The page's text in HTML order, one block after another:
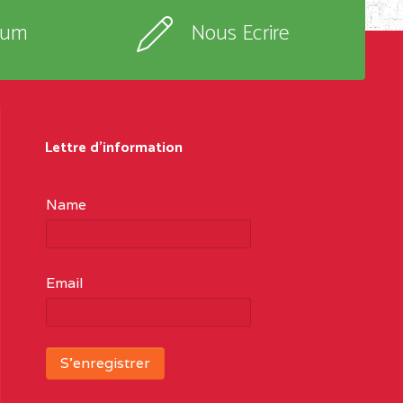
Nous Ecrire
Lettre d'information
Name
Email